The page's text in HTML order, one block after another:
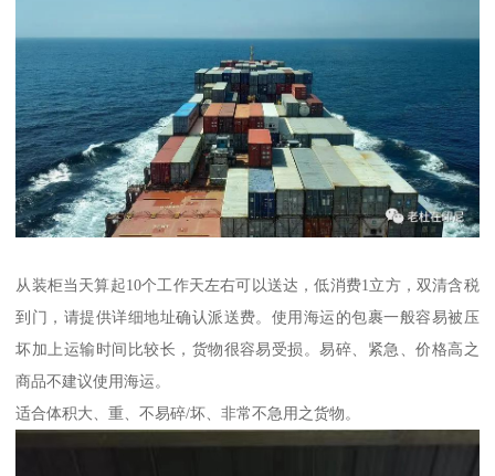
从装柜当天算起10个工作天左右可以送达，低消费1立方，双清含税
到门，请提供详细地址确认派送费。使用海运的包裹一般容易被压
坏加上运输时间比较长，货物很容易受损。易碎、紧急、价格高之
商品不建议使用海运。
适合体积大、重、不易碎/坏、非常不急用之货物。